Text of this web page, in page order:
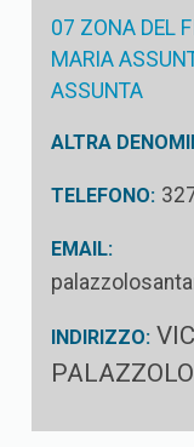
07 ZONA DEL
MARIA
ASSUNTA
ALTRA
TELEFONO:
EMAIL:
INDIRIZZO: